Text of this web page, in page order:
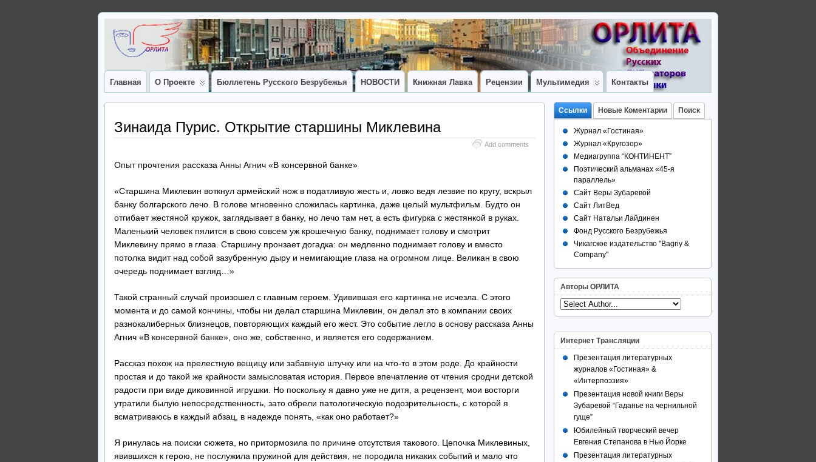
Главная О Проекте Бюллетень Русского Безрубежья НОВОСТИ Книжная Лавка Рецензии Мультимедия Контакты
Зинаида Пурис. Открытие старшины Миклевина
Add comments
Опыт прочтения рассказа Анны Агнич «В консервной банке»
«Старшина Миклевин воткнул армейский нож в податливую жесть и, ловко ведя лезвие по кругу, вскрыл
банку болгарского лечо. В голове мгновенно сложилась картинка, даже целый мультфильм. Будто он
отгибает жестяной кружок, заглядывает в банку, но лечо там нет, а есть фигурка с жестянкой в руках.
Маленький человек пялится в свою совсем уж крошечную банку, поднимает голову и смотрит
Миклевину прямо в глаза. Старшину пронзает догадка: он медленно поднимает голову и вместо
потолка видит над собой зазубренную дыру и немигающие глаза на огромном лице. Великан в свою
очередь поднимает взгляд…»
Такой странный случай произошел с главным героем. Удивившая его картинка не исчезла. С этого
момента и до самой кончины, чтобы ни делал старшина Миклевин, он делал это в компании своих
разнокалиберных близнецов, повторяющих каждый его жест. Это событие легло в основу рассказа Анны
Агнич «В консервной банке», оно же, собственно, и является его содержанием.
Рассказ похож на прелестную вещицу или забавную штучку или на что-то в этом роде. До крайности
простая и до такой же крайности замысловатая история. Первое впечатление от чтения сродни детской
радости при виде диковинной игрушки. Но поскольку я давно уже не дитя, а рецензент, мои восторги
утратили былую непосредственность, зато обрели патологическую подозрительность, с которой я
всматриваюсь в каждый абзац, в надежде понять, «как оно работает?»
Я ринулась на поиски сюжета, но притормозила по причине отсутствия такового. Цепочка Миклевиных,
явившихся к герою, не послужила пружиной для действия, не породила никаких событий и мало что
Ссылки Новые Коментарии Поиск
Журнал «Гостиная»
Журнал «Кругозор»
Медиагруппа “КОНТИНЕНТ”
Поэтический альманах «45-я
параллель»
Сайт Веры Зубаревой
Сайт ЛитВед
Сайт Натальи Лайдинен
Фонд Русского Безрубежья
Чикагское издательство "Bagriy &
Company"
Авторы ОРЛИТА
Интернет Трансляции
Презентация литературных
журналов «Гостиная» &
«Интерпоэзия»
Презентация новой книги Веры
Зубаревой “Гаданье на чернильной
гуще”
Юбилейный творческий вечер
Евгения Степанова в Нью Йорке
Презентация литературных